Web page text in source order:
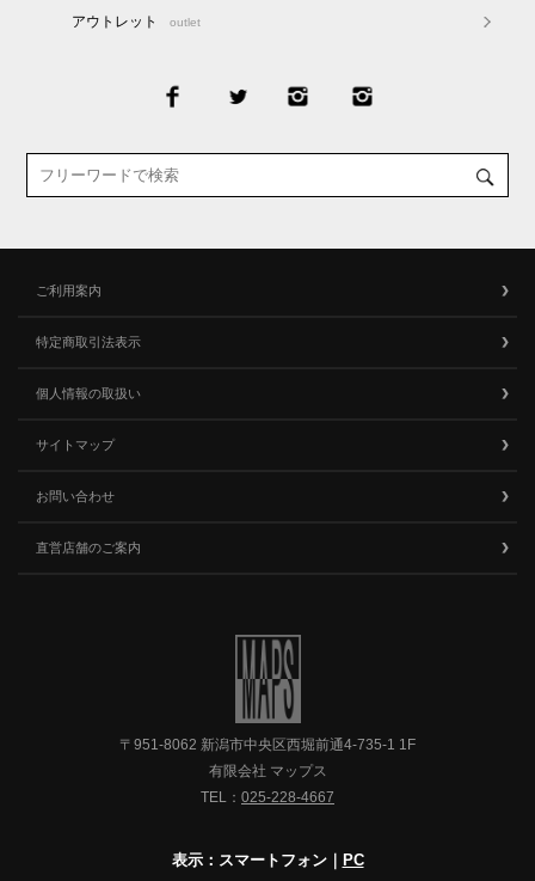
アウトレット outlet
ご利用案内
特定商取引法表示
個人情報の取扱い
サイトマップ
お問い合わせ
直営店舗のご案内
〒951-8062 新潟市中央区西堀前通4-735-1 1F
有限会社 マップス
TEL： 025-228-4667
表示：スマートフォン｜ PC